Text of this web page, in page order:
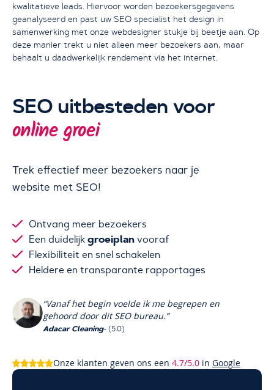
kwalitatieve leads. Hiervoor worden bezoekersgegevens
geanalyseerd en past uw SEO specialist het design in
samenwerking met onze webdesigner stukje bij beetje aan. Op
deze manier trekt u niet alleen meer bezoekers aan, maar
behaalt u daadwerkelijk rendement via het internet.
SEO uitbesteden voor
online groei
Trek effectief meer bezoekers naar je
website met SEO!
Ontvang meer bezoekers
Een duidelijkgroeiplan vooraf
Flexibiliteit en snel schakelen
Heldere en transparante rapportages
“Vanaf het begin voelde ik me begrepen en
gehoord door dit SEO bureau.”
Adacar Cleaning- (5.0)
Onze klanten geven ons een 4.7/5.0in Google